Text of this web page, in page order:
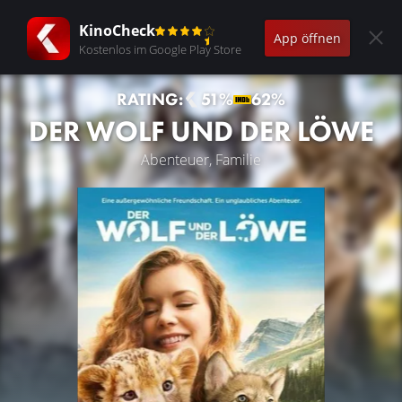
KinoCheck
Kostenlos im Google Play Store
App öffnen
RATING: 51% 62%
DER WOLF UND DER LÖWE
Abenteuer, Familie